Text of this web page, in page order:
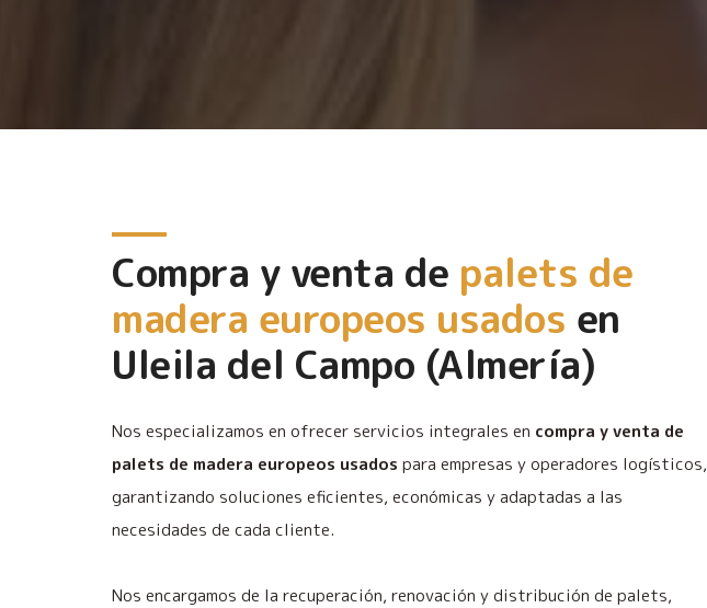
Compra y venta de palets de
madera europeos usados en
Uleila del Campo (Almería)
Nos especializamos en ofrecer servicios integrales en compra y venta de
palets de madera europeos usados para empresas y operadores logísticos,
garantizando soluciones eficientes, económicas y adaptadas a las
necesidades de cada cliente.
Nos encargamos de la recuperación, renovación y distribución de palets,